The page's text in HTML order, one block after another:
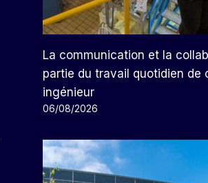
La communication et la
partie du travail quotidien de
ingénieur
06/08/2026